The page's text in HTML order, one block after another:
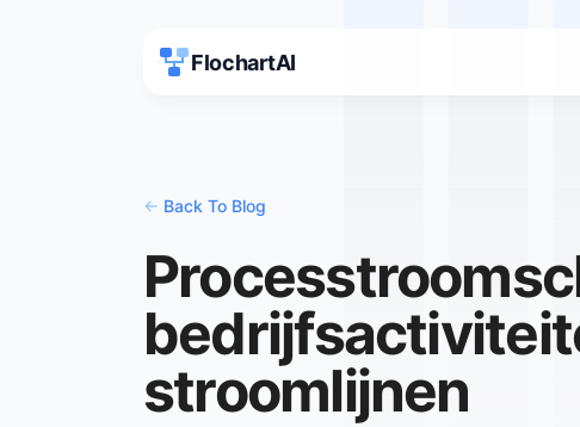
FlochartAI
<- Back To Blog
stroomlijnen